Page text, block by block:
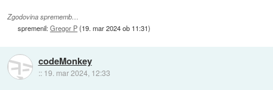
Zgodovina sprememb…
spremenil:Gregor P(19. mar 2024 ob 11:31)
codeMonkey
:: 19. mar 2024, 12:33